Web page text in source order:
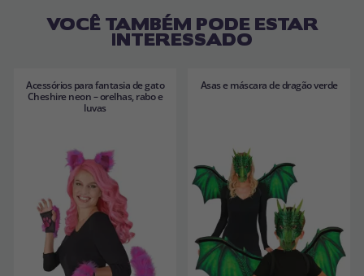
VOCÊ TAMBÉM PODE ESTAR
INTERESSADO
Acessórios para fantasia de gato
Cheshire neon – orelhas, rabo e
luvas
Asas e máscara de dragão verde